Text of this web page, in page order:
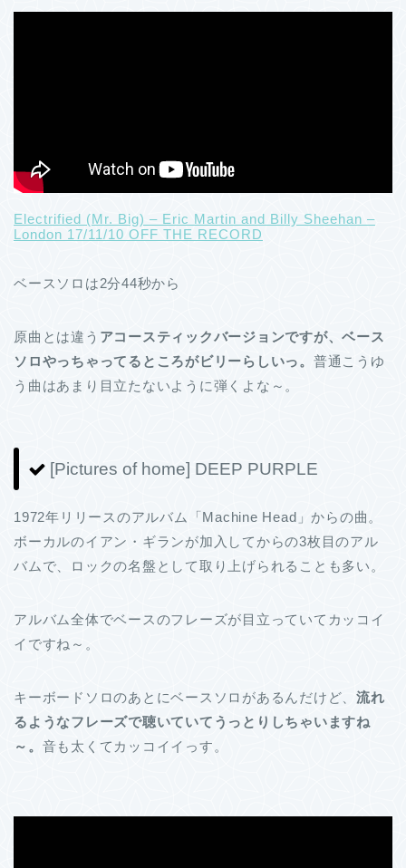
Electrified (Mr. Big) – Eric Martin and Billy Sheehan –
London 17/11/10 OFF THE RECORD
ベースソロは2分44秒から
原曲とは違う アコースティックバージョンですが、ベース
ソロやっちゃってるところがビリーらしいっ。 普通こうゆ
う曲はあまり目立たないように弾くよな～。
[Pictures of home] DEEP PURPLE
1972年リリースのアルバム「Machine Head」からの曲。
ボーカルのイアン・ギランが加入してからの3枚目のアル
バムで、ロックの名盤として取り上げられることも多い。
アルバム全体でベースのフレーズが目立っていてカッコイ
イですね～。
キーボードソロのあとにベースソロがあるんだけど、流れ
るようなフレーズで聴いていてうっとりしちゃいますね
～。 音も太くてカッコイイっす。